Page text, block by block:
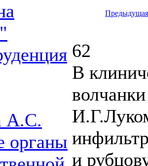
А.С.
органы
Предыдущая
62
В
и